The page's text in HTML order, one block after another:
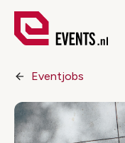
Eventjobs